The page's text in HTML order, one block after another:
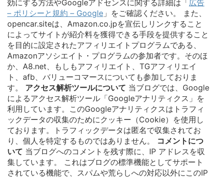
効にする方法やGoogleアドセンスに関する詳細は「広告
– ポリシーと規約 – Google 」をご確認ください。 また、
opencar.siteは、Amazon.co.jpを宣伝しリンクすること
によってサイトが紹介料を獲得できる手段を提供すること
を目的に設定されたアフィリエイトプログラムである、
Amazonアソシエイト・プログラムの参加者です。そのほ
か、A8.net、もしもアフィリエイト、TGアフィリエイ
ト、afb、バリューコマースについても参加しておりま
す。 アクセス解析ツールについて 当ブログでは、Google
によるアクセス解析ツール「Googleアナリティクス」を
利用しています。このGoogleアナリティクスはトラフィ
ックデータの収集のためにクッキー（Cookie）を使用し
ております。トラフィックデータは匿名で収集されてお
り、個人を特定するものではありません。 コメントにつ
いて 当ブログへのコメントを残す際に、IP アドレスを収
集しています。 これはブログの標準機能としてサポート
されている機能で、スパムや荒らしへの対応以外にこのIP